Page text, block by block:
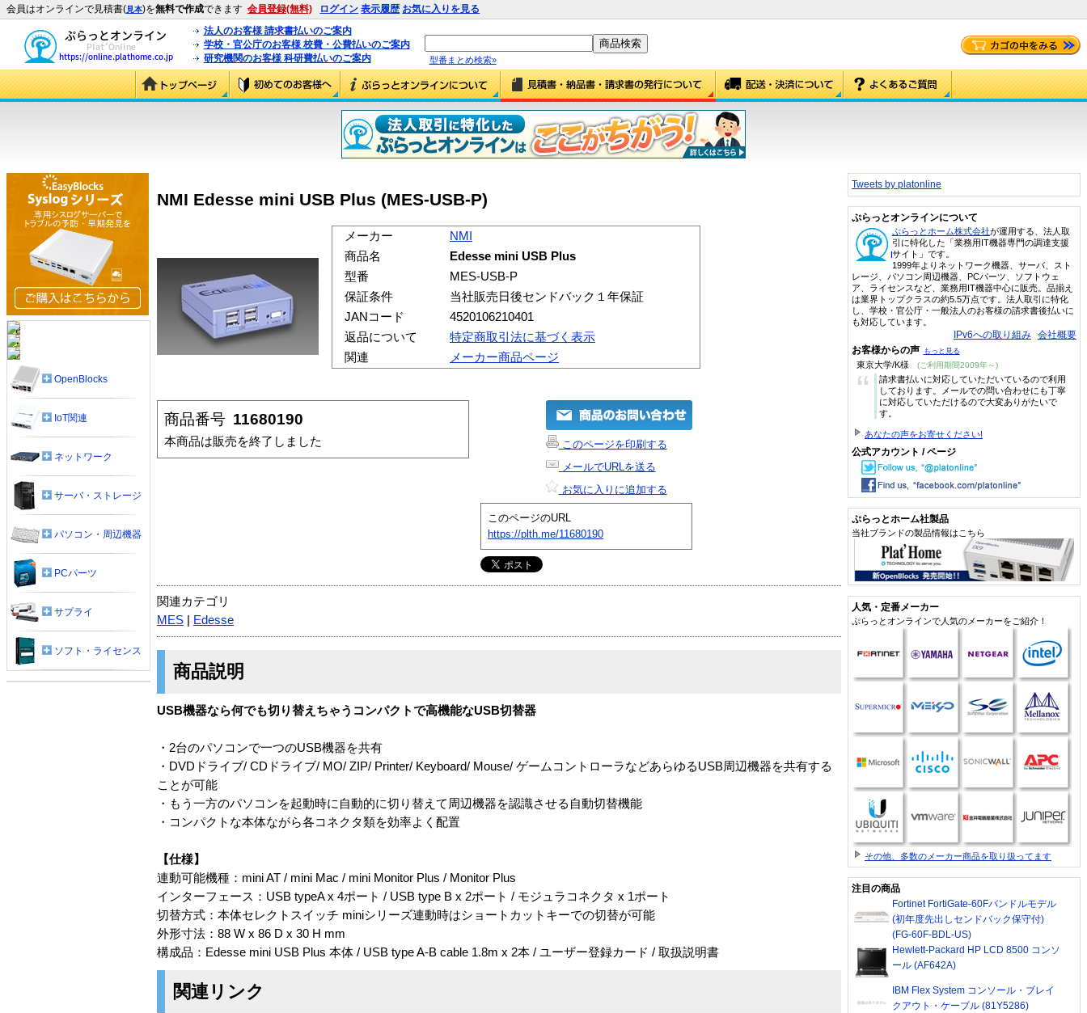
会員はオンラインで見積書(見本)を無料で作成できます 会員登録(無料) ログイン 表示履歴 お気に入りを見る
法人のお客様 請求書払いのご案内
学校・官公庁のお客様 校費・公費払いのご案内
研究機関のお客様 科研費払いのご案内
型番まとめ検索»
NMI Edesse mini USB Plus (MES-USB-P)
メーカー
NMI
商品名
Edesse mini USB Plus
型番
MES-USB-P
保証条件
当社販売日後センドバック１年保証
JANコード
4520106210401
返品について
特定商取引法に基づく表示
関連
メーカー商品ページ
商品番号 11680190
本商品は販売を終了しました
このページを印刷する
メールでURLを送る
お気に入りに追加する
このページのURL
https://plth.me/11680190
関連カテゴリ
MES
Edesse
商品説明
USB機器なら何でも切り替えちゃうコンパクトで高機能なUSB切替器
・2台のパソコンで一つのUSB機器を共有
・DVDドライブ/ CDドライブ/ MO/ ZIP/ Printer/ Keyboard/ Mouse/ ゲームコントローラなどあらゆるUSB周辺機器を共有する
ことが可能
・もう一方のパソコンを起動時に自動的に切り替えて周辺機器を認識させる自動切替機能
・コンパクトな本体ながら各コネクタ類を効率よく配置
【仕様】
連動可能機種：mini AT / mini Mac / mini Monitor Plus / Monitor Plus
インターフェース：USB typeA x 4ポート / USB type B x 2ポート / モジュラコネクタ x 1ポート
切替方式：本体セレクトスイッチ miniシリーズ連動時はショートカットキーでの切替が可能
外形寸法：88 W x 86 D x 30 H mm
構成品：Edesse mini USB Plus 本体 / USB type A-B cable 1.8m x 2本 / ユーザー登録カード / 取扱説明書
関連リンク
OpenBlocks
IoT関連
ネットワーク
サーバ・ストレージ
パソコン・周辺機器
PCパーツ
サプライ
ソフト・ライセンス
Tweets by platonline
ぷらっとオンラインについて
ぷらっとホーム株式会社が運用する、法人取
引に特化した「業務用IT機器専門の調達支援
サイト」です。
1999年よりネットワーク機器、サーバ、スト
レージ、パソコン周辺機器、PCパーツ、ソフトウェ
ア、ライセンスなど、業務用IT機器中心に販売。品揃え
は業界トップクラスの約5.5万点です。法人取引に特化
し、学校・官公庁・一般法人のお客様の請求書後払いに
も対応しています。
IPv6への取り組み 会社概要
お客様からの声 もっと見る
東京大学/K様 (ご利用期間2009年～)
“
請求書払いに対応していただいているので利用
しております。メールでの問い合わせにも丁寧
に対応していただけるので大変ありがたいで
す。
あなたの声をお寄せください!
公式アカウント / ページ
ぷらっとホーム社製品
当社ブランドの製品情報はこちら
人気・定番メーカー
ぷらっとオンラインで人気のメーカーをご紹介！
その他、多数のメーカー商品を取り扱ってます
注目の商品
Fortinet FortiGate-60Fバンドルモデル
(初年度先出しセンドバック保守付)
(FG-60F-BDL-US)
Hewlett-Packard HP LCD 8500 コンソ
ール (AF642A)
IBM Flex System コンソール・ブレイ
クアウト・ケーブル (81Y5286)